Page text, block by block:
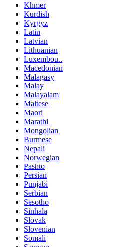
Khmer
Kurdish
Kyrgyz
Latin
Latvian
Lithuanian
Luxembou..
Macedonian
Malagasy
Malay
Malayalam
Maltese
Maori
Marathi
Mongolian
Burmese
Nepali
Norwegian
Pashto
Persian
Punjabi
Serbian
Sesotho
Sinhala
Slovak
Slovenian
Somali